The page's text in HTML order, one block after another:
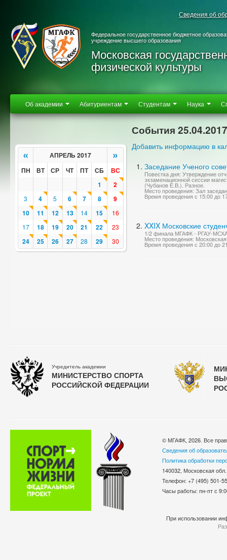
Сведения об
Федеральное государственное бюджетное
учреждение высшего образования
Московская
физической культуры
Об академии Абитуриентам Студентам Наука
« АПРЕЛЬ 2017 »
ПН ВТ СР ЧТ ПТ СБ
ВС
1
2
3 4 5 6 7 8
9
10
11 12 13 14 15
16
17
18 19 20 21 22 23
24 25 26 27 28 29 30
События 25.04.2017
Добавить информацию в
Заседание Ученого
Повестка дня: Утверждение
экзаменационной сессии
(Чубанов Е.В.). Разное.
Место проведения: Зал
Время проведения с 15:00 до
XXIX Московские
1/2 финала МГАФК - РГАУ-
Место проведения:
Время проведения с 20:00 до
Учредитель академии
МИНИСТЕРСТВО СПОРТА
РОССИЙСКОЙ ФЕДЕРАЦИИ
© МГАФК, 2026. Все
Сведения об
Политика обработки
140032, Московская
Телефон: +7 (495)
Часы работы: пн-пт с
При использовании